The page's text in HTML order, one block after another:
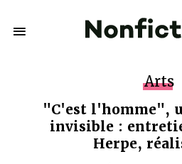
Arts
"C'est l'homme",
invisible :
Herpe,